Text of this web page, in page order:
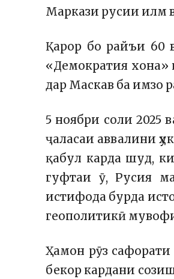
Маркази русии илм
Қарор бо райъи 60
«Демократия хона»
дар Маскав ба имзо
5 ноябри соли 2025
ҷаласаи аввалини
қабул карда шуд,
гуфтаи ӯ, Русия
истифода бурда
геополитикӣ
Ҳамон рӯз
бекор кардани